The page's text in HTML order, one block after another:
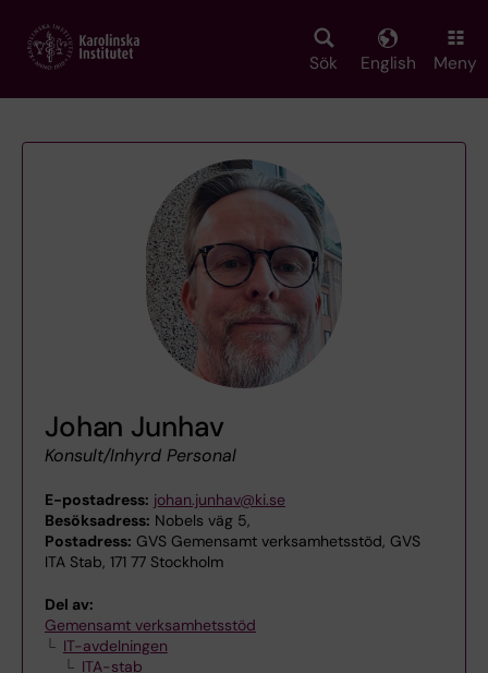
main
Sök English Meny
Johan Junhav
Konsult/Inhyrd Personal
E-postadress: johan.junhav@ki.se
Besöksadress: Nobels väg 5,
Postadress: GVS Gemensamt verksamhetsstöd, GVS
ITA Stab, 171 77 Stockholm
Del av:
Gemensamt verksamhetsstöd
IT-avdelningen
ITA-stab